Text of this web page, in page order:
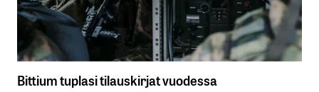
Bittium tuplasi tilauskirjat vuodessa